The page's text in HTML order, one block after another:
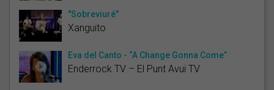
"Sobreviuré"
Xanguito
Eva del Canto - “A Change Gonna Come”
Enderrock TV – El Punt Avui TV